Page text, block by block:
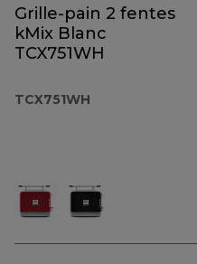
Grille-pain 2 fentes
kMix Blanc
TCX751WH
TCX751WH